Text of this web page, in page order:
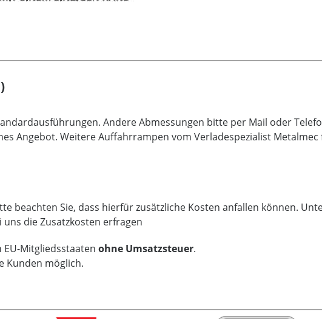
Andere Abmessungen bitte per Mail oder
Angebot. Weitere Auffahrrampen vom Verladespezialist Metalmec
beachten Sie, dass hierfür zusätzliche Kosten anfallen können.
die Zusatzkosten erfragen
Mitgliedsstaaten ohne Umsatzsteuer.
Kunden möglich.